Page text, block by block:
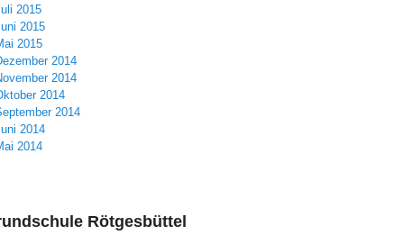
2015
2015
2015
2014
2014
2014
2014
2014
2014
Rötgesbüttel